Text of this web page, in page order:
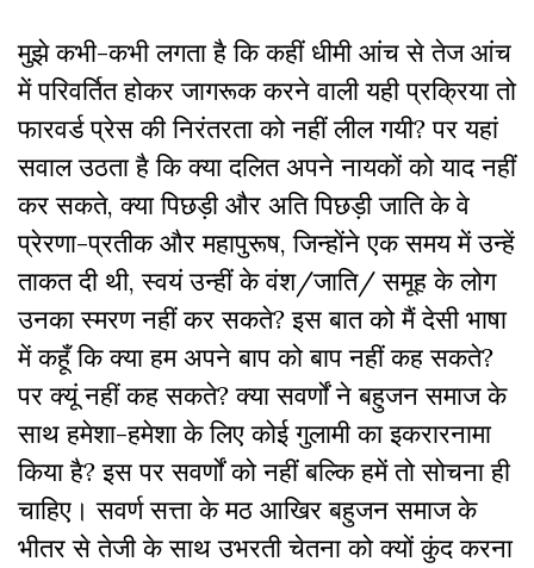
मुझे कभी-कभी लगता है कि कहीं धीमी आंच से तेज आंच
में परिवर्तित होकर जागरूक करने वाली यही प्रक्रिया तो
फारवर्ड प्रेस की निरंतरता को नहीं लील गयी? पर यहां
सवाल उठता है कि क्या दलित अपने नायकों को याद नहीं
कर सकते, क्या पिछड़ी और अति पिछड़ी जाति के वे
प्रेरणा-प्रतीक और महापुरूष, जिन्होंने एक समय में उन्हें
ताकत दी थी, स्वयं उन्हीं के वंश/जाति/ समूह के लोग
उनका स्मरण नहीं कर सकते? इस बात को मैं देसी भाषा
में कहूँ कि क्या हम अपने बाप को बाप नहीं कह सकते?
पर क्यूं नहीं कह सकते? क्या सवर्णों ने बहुजन समाज के
साथ हमेशा-हमेशा के लिए कोई गुलामी का इकरारनामा
किया है? इस पर सवर्णों को नहीं बल्कि हमें तो सोचना ही
चाहिए। सवर्ण सत्ता के मठ आखिर बहुजन समाज के
भीतर से तेजी के साथ उभरती चेतना को क्यों कुंद करना